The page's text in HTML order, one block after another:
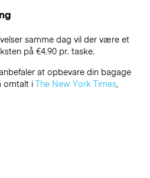
samme dag vil der være et
på €4.90 pr. taske.
at opbevare din bagage
omtalt i The New York Times,